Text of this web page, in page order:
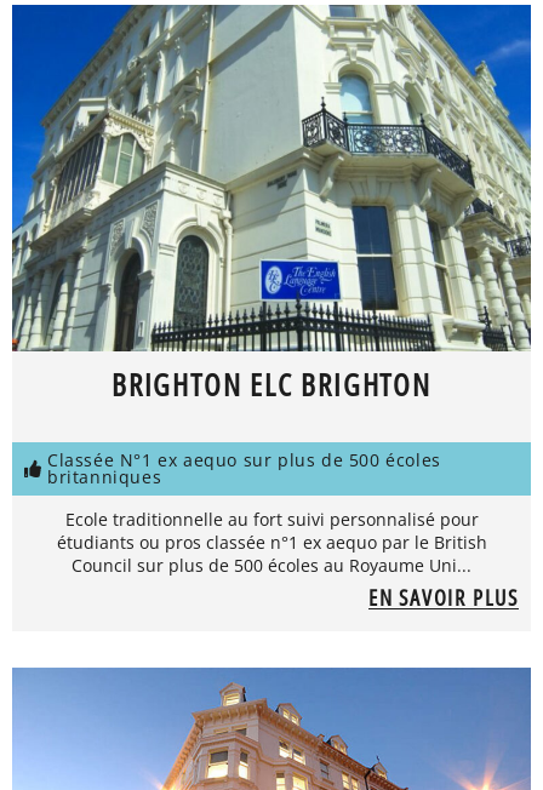
BRIGHTON ELC BRIGHTON
Classée N°1 ex aequo sur plus de 500 écoles
britanniques
Ecole traditionnelle au fort suivi personnalisé pour
étudiants ou pros classée n°1 ex aequo par le British
Council sur plus de 500 écoles au Royaume Uni...
EN SAVOIR PLUS